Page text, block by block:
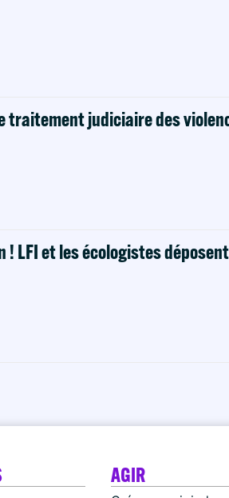
traitement judiciaire des
! LFI et les écologistes
AGIR